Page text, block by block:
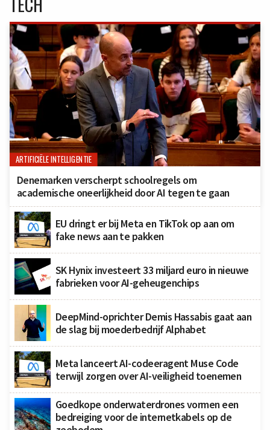
ARTIFICIËLE INTELLIGENTIE
Denemarken verscherpt schoolregels om
academische oneerlijkheid door AI tegen te gaan
EU dringt er bij Meta en TikTok op aan om
fake news aan te pakken
SK Hynix investeert 33 miljard euro in nieuwe
fabrieken voor AI-geheugenchips
DeepMind-oprichter Demis Hassabis gaat aan
de slag bij moederbedrijf Alphabet
Meta lanceert AI-codeeragent Muse Code
terwijl zorgen over AI-veiligheid toenemen
Goedkope onderwaterdrones vormen een
bedreiging voor de internetkabels op de